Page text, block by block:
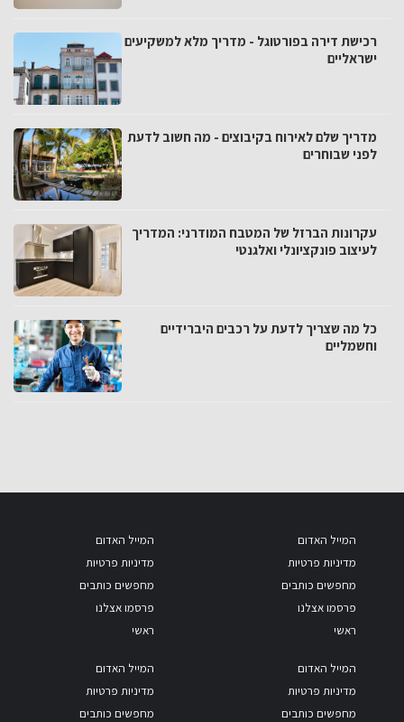
רכישת דירה בפורטוגל - מדריך מלא למשקיעים
ישראליים
מדריך שלם לאירוח בקיבוצים - מה חשוב לדעת
לפני שבוחרים
עקרונות הברזל של המטבח המודרני: המדריך
לעיצוב פונקציונלי ואלגנטי
כל מה שצריך לדעת על רכבים היברידיים
וחשמליים
המייל האדום
מדיניות פרטיות
מחפשים כותבים
פרסמו אצלנו
ראשי
המייל האדום
מדיניות פרטיות
מחפשים כותבים
פרסמו אצלנו
ראשי
המייל האדום
מדיניות פרטיות
מחפשים כותבים
המייל האדום
מדיניות פרטיות
מחפשים כותבים